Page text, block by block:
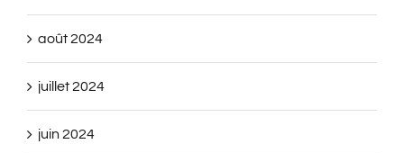
août 2024
juillet 2024
juin 2024